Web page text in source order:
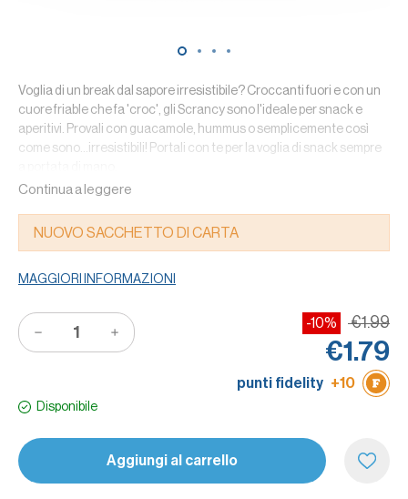
Voglia di un break dal sapore irresistibile? Croccanti fuori e con un
cuore friable che fa 'croc', gli Scrancy sono l'ideale per snack e
aperitivi. Provali con guacamole, hummus o semplicemente così
come sono...irresistibili! Portali con te per la voglia di snack sempre
Caratteristiche: con farina italiana, con olio di girasole, cotti al
forno.
Qualche informazione in più : la confezione scorta in carta 100%
Continua a leggere
NUOVO SACCHETTO DI CARTA
MAGGIORI INFORMAZIONI
-10% €1.99
€1.79
punti fidelity +10
Disponibile
Aggiungi al carrello